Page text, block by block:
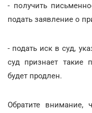
- получить
подать заявление о
- подать иск в суд,
суд признает такие
будет продлен.
Обратите внимание,